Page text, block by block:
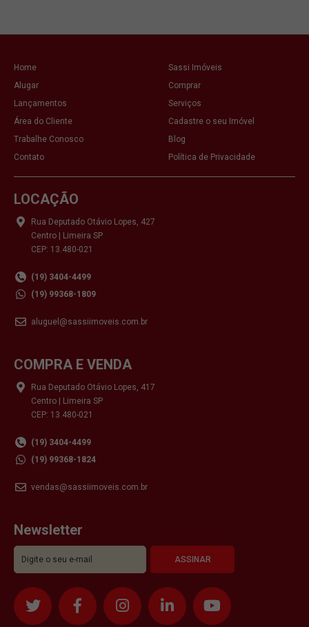
Home
Sassi Imóveis
Alugar
Comprar
Lançamentos
Serviços
Área do Cliente
Cadastre o seu Imóvel
Trabalhe Conosco
Blog
Contato
Política de Privacidade
LOCAÇÃO
Rua Deputado Otávio Lopes, 427
Centro | Limeira SP
CEP: 13.480-021
(19) 3404-4499
(19) 99368-1809
aluguel@sassiimoveis.com.br
COMPRA E VENDA
Rua Deputado Otávio Lopes, 417
Centro | Limeira SP
CEP: 13.480-021
(19) 3404-4499
(19) 99368-1824
vendas@sassiimoveis.com.br
Newsletter